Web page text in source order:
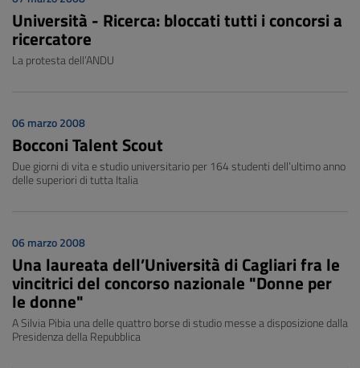
Università - Ricerca: bloccati tutti i concorsi a
ricercatore
La protesta dell’ANDU
06 marzo 2008
Bocconi Talent Scout
Due giorni di vita e studio universitario per 164 studenti dell’ultimo anno
delle superiori di tutta Italia
06 marzo 2008
Una laureata dell’Università di Cagliari fra le
vincitrici del concorso nazionale "Donne per
le donne"
A Silvia Pibia una delle quattro borse di studio messe a disposizione dalla
Presidenza della Repubblica